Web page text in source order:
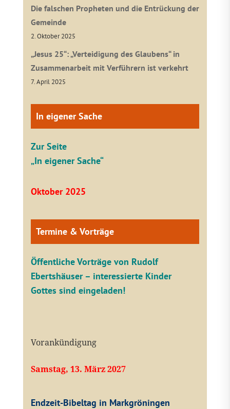
Die falschen Propheten und die Entrückung der
Gemeinde
2. Oktober 2025
„Jesus 25“: „Verteidigung des Glaubens“ in
Zusammenarbeit mit Verführern ist verkehrt
7. April 2025
In eigener Sache
Zur Seite
„In eigener Sache“
Oktober 2025
Termine & Vorträge
Öffentliche Vorträge von Rudolf
Ebertshäuser – interessierte Kinder
Gottes sind eingeladen!
Vorankündigung
Samstag, 13. März 2027
Endzeit-Bibeltag in Markgröningen